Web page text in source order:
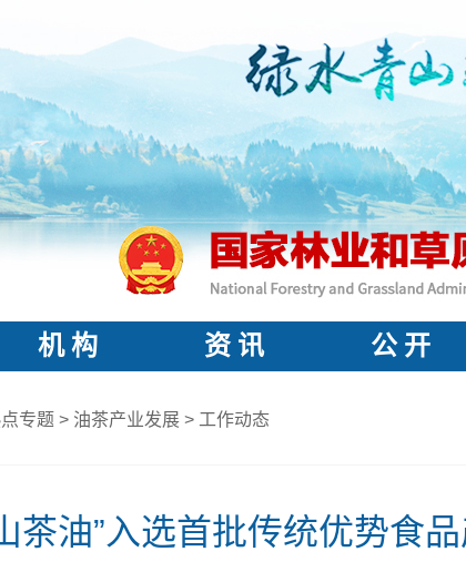
机 构 资 讯 公 开
专题 > 油茶产业发展 > 工作动态
茶油”入选首批传统优势食